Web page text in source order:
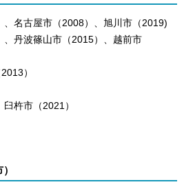
名古屋市（2008）、旭川市（2019)
丹波篠山市（2015）、越前市
）
杵市（2021）